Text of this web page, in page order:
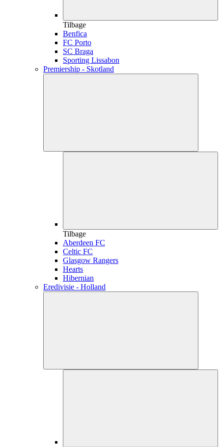
Tilbage
Benfica
FC Porto
SC Braga
Sporting Lissabon
Premiership - Skotland
Tilbage
Aberdeen FC
Celtic FC
Glasgow Rangers
Hearts
Hibernian
Eredivisie - Holland